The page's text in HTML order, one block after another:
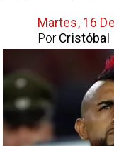
Martes, 16
Cristóbal
Por